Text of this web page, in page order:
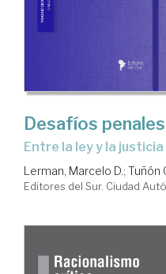
Desafíos
Entre la ley y la
Lerman, Marcelo D.; Tuñón
Editores del Sur. Ciudad